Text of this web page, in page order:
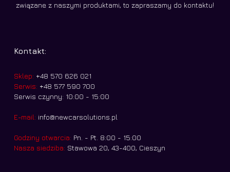
związane z naszymi produktami, to zapraszamy do kontaktu!
Kontakt:
Sklep: +48 570 626 021
Serwis: +48 577 590 700
Serwis czynny: 10:00 - 15:00
E-mail: info@newcarsolutions.pl
Godziny otwarcia: Pn. - Pt. 8:00 - 15:00
Nasza siedziba: Stawowa 20, 43-400, Cieszyn